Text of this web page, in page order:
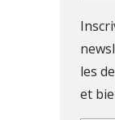
les
et